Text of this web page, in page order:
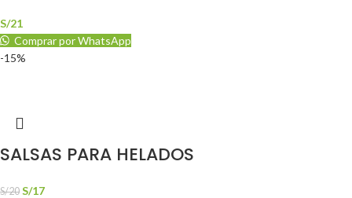
S/21
Comprar por WhatsApp
-15%
SALSAS PARA HELADOS
S/20 S/17